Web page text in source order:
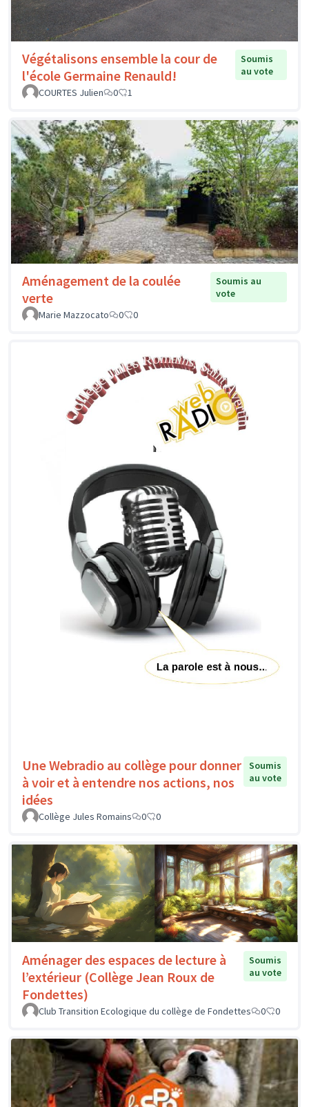
Végétalisons ensemble la cour de
l'école Germaine Renauld!
Soumis
au vote
COURTES Julien
0 1
Aménagement de la coulée
verte
Soumis au
vote
Marie Mazzocato
0 0
Une Webradio au collège pour donner
à voir et à entendre nos actions, nos
idées
Soumis
au vote
Collège Jules Romains 0 0
Aménager des espaces de lecture à
l’extérieur (Collège Jean Roux de
Fondettes)
Soumis
au vote
Club Transition Ecologique du collège de Fondettes 0 0